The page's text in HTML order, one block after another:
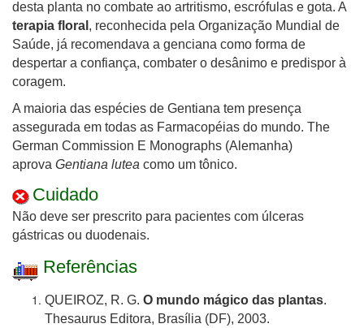
desta planta no combate ao artritismo, escrófulas e gota. A
terapia floral , reconhecida pela Organização Mundial de
Saúde, já recomendava a genciana como forma de
despertar a confiança, combater o desânimo e predispor à
coragem.
A maioria das espécies de Gentiana tem presença
assegurada em todas as Farmacopéias do mundo. The
German Commission E Monographs (Alemanha)
aprova Gentiana lutea como um tônico.
Cuidado
Não deve ser prescrito para pacientes com úlceras
gástricas ou duodenais.
Referências
QUEIROZ, R. G. O mundo mágico das plantas.
Thesaurus Editora, Brasília (DF), 2003.